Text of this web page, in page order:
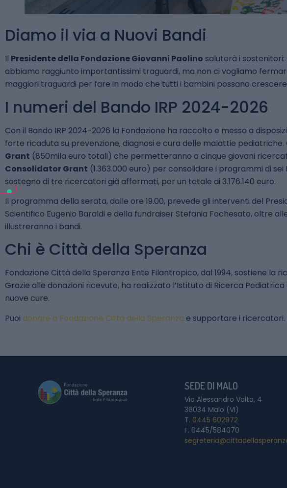
Diamo il via a Nuovi Bandi
Il Presidente della Fondazione Giovanni Paolino saluterà i
abbiamo raggiunto importantissimi traguardi, ma non ci vogliamo
maggiori traguardi per fare in modo che tutti i bambini possano
I numeri del Bando IRP 2024-2026
Con il Bando IRP 2024-2026 la Fondazione ha raccolto e messo a
forte ricaduta su prevenzione, diagnosi e cura delle malattie
Grant (850mila euro totali) che permetteranno a cinque giovani
Consolidator Grant (1.363.000 euro) per consolidare i programmi di
sostegno di tre ricercatori già affermati, per un totale di 3.176.140 euro.
Il programma della serata, dalle ore 19.00, prevede gli interventi del
Scientifico Eugenio Baraldi e della fundraiser Stefania Fochesato, oltre
illustreranno i bandi.
Chi è Città della Speranza
Fondazione Città della Speranza Ente Filantropico, dal 1994, sostiene
Grazie alle donazioni ricevute, ha realizzato l’Istituto di Ricerca
nuove cure.
Puoi donare a Fondazione Città della Speranza e supportare i ricercatori.
SEDE DI MALO
Via Alessandro Volta, 4
36034 Malo (VI)
T. 0445 602972
F. 0445/584070